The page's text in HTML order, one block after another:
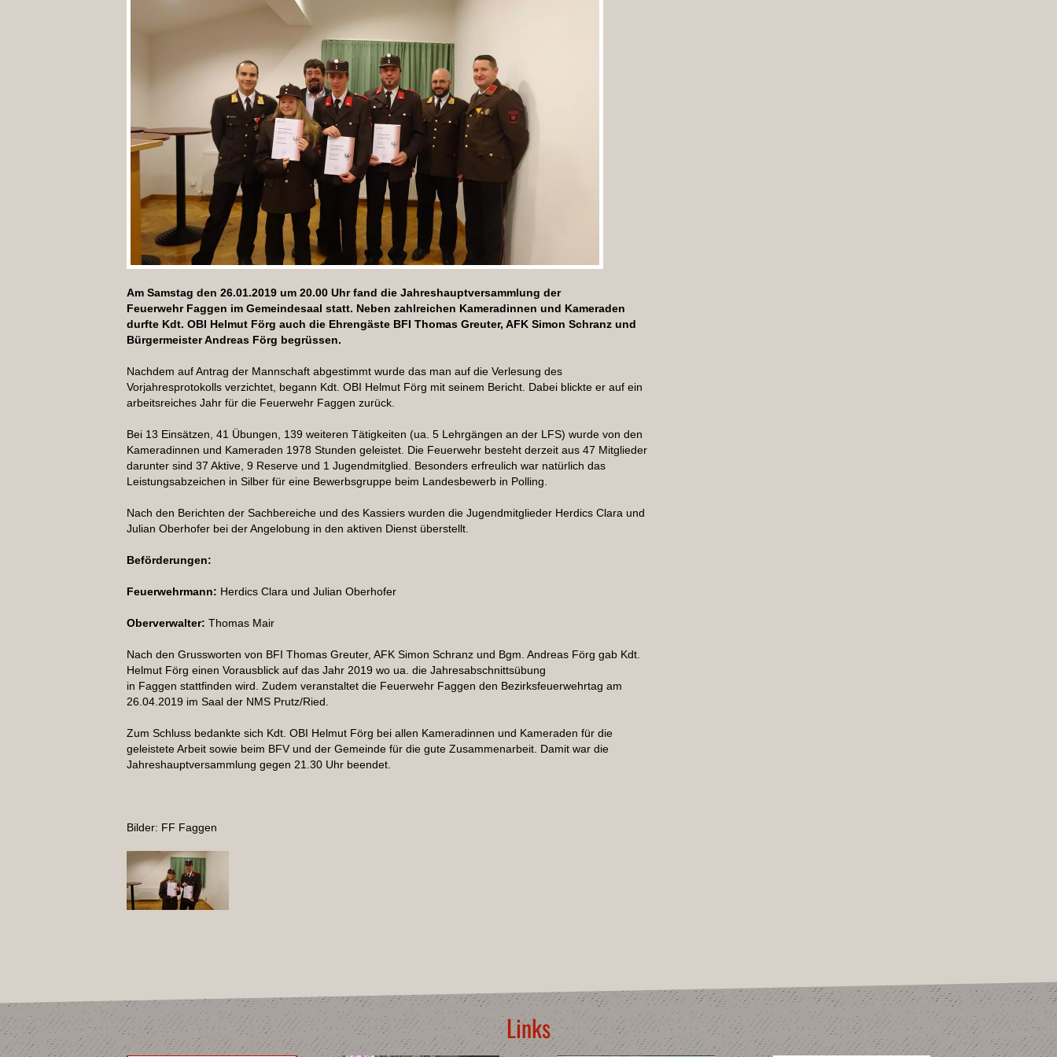
Am Samstag den 26.01.2019 um 20.00 Uhr fand die Jahreshauptversammlung der
Feuerwehr Faggen im Gemeindesaal statt. Neben zahlreichen Kameradinnen und Kameraden
durfte Kdt. OBI Helmut Förg auch die Ehrengäste BFI Thomas Greuter, AFK Simon Schranz und
Bürgermeister Andreas Förg begrüssen.
Nachdem auf Antrag der Mannschaft abgestimmt wurde das man auf die Verlesung des
Vorjahresprotokolls verzichtet, begann Kdt. OBI Helmut Förg mit seinem Bericht. Dabei blickte er auf ein
arbeitsreiches Jahr für die Feuerwehr Faggen zurück.
Bei 13 Einsätzen, 41 Übungen, 139 weiteren Tätigkeiten (ua. 5 Lehrgängen an der LFS) wurde von den
Kameradinnen und Kameraden 1978 Stunden geleistet. Die Feuerwehr besteht derzeit aus 47 Mitglieder
darunter sind 37 Aktive, 9 Reserve und 1 Jugendmitglied. Besonders erfreulich war natürlich das
Leistungsabzeichen in Silber für eine Bewerbsgruppe beim Landesbewerb in Polling.
Nach den Berichten der Sachbereiche und des Kassiers wurden die Jugendmitglieder Herdics Clara und
Julian Oberhofer bei der Angelobung in den aktiven Dienst überstellt.
Beförderungen:
Feuerwehrmann: Herdics Clara und Julian Oberhofer
Oberverwalter: Thomas Mair
Nach den Grussworten von BFI Thomas Greuter, AFK Simon Schranz und Bgm. Andreas Förg gab Kdt.
Helmut Förg einen Vorausblick auf das Jahr 2019 wo ua. die Jahresabschnittsübung
in Faggen stattfinden wird. Zudem veranstaltet die Feuerwehr Faggen den Bezirksfeuerwehrtag am
26.04.2019 im Saal der NMS Prutz/Ried.
Zum Schluss bedankte sich Kdt. OBI Helmut Förg bei allen Kameradinnen und Kameraden für die
geleistete Arbeit sowie beim BFV und der Gemeinde für die gute Zusammenarbeit. Damit war die
Jahreshauptversammlung gegen 21.30 Uhr beendet.
Bilder: FF Faggen
Links